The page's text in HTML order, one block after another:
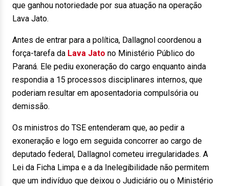
que ganhou notoriedade por sua atuação na operação
Lava Jato.
Antes de entrar para a política, Dallagnol coordenou a
força-tarefa da Lava Jato no Ministério Público do
Paraná. Ele pediu exoneração do cargo enquanto ainda
respondia a 15 processos disciplinares internos, que
poderiam resultar em aposentadoria compulsória ou
demissão.
Os ministros do TSE entenderam que, ao pedir a
exoneração e logo em seguida concorrer ao cargo de
deputado federal, Dallagnol cometeu irregularidades. A
Lei da Ficha Limpa e a da Inelegibilidade não permitem
que um indivíduo que deixou o Judiciário ou o Ministério